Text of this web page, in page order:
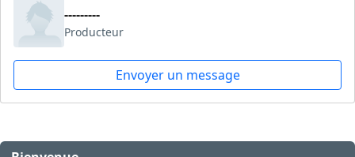
---------
Producteur
Envoyer un message